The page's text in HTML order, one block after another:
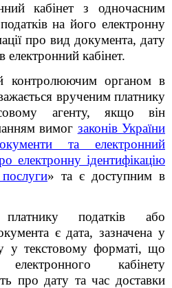
кабінет з одночасним
на його електронну
про вид документа, дату
електронний кабінет.
контролюючим органом в
врученим платнику
агенту, якщо він
вимог законів України
та електронний
електронну ідентифікацію
» та є доступним в
податків або
є дата, зазначена у
у текстовому форматі, що
кабінету
про дату та час доставки